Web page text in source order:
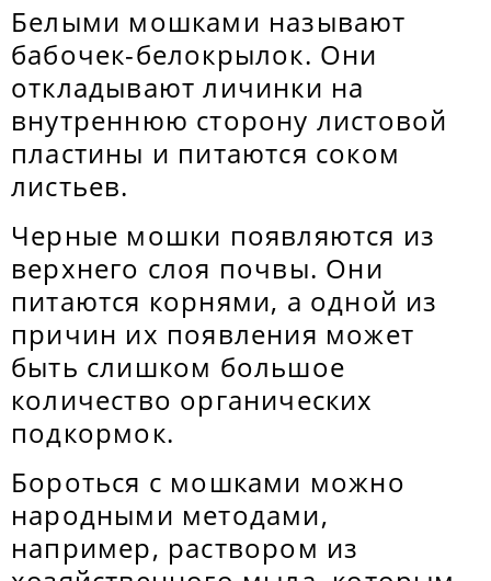
Белыми мошками называют
бабочек-белокрылок. Они
откладывают личинки на
внутреннюю сторону листовой
пластины и питаются соком
листьев.
Черные мошки появляются из
верхнего слоя почвы. Они
питаются корнями, а одной из
причин их появления может
быть слишком большое
количество органических
подкормок.
Бороться с мошками можно
народными методами,
например, раствором из